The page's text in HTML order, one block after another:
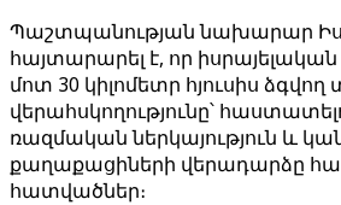
Պաշտպանության նախարար
հայտարարել է, որ իսրայելական
մոտ 30 կիլոմետր հյուսիս
վերահսկողությունը՝
ռազմական ներկայություն և
քաղաքացիների վերադարձը
հատվածներ։